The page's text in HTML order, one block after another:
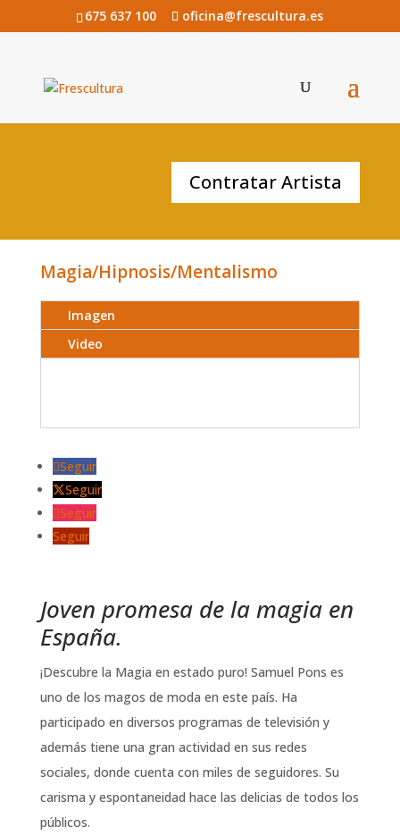
675 637 100 oficina@frescultura.es
Contratar Artista
Magia/Hipnosis/Mentalismo
Imagen
Video
Seguir
Seguir
Seguir
Seguir
Joven promesa de la magia en
España.
¡Descubre la Magia en estado puro! Samuel Pons es
uno de los magos de moda en este país. Ha
participado en diversos programas de televisión y
además tiene una gran actividad en sus redes
sociales, donde cuenta con miles de seguidores. Su
carisma y espontaneidad hace las delicias de todos los
públicos.